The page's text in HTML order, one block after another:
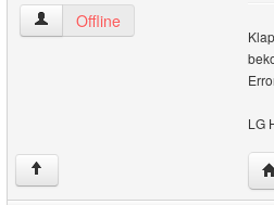
von-den-kasseler-bergen
Offline
LG
↑